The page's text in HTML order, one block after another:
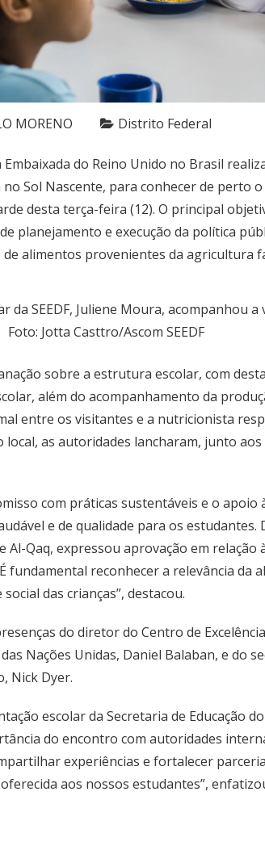
MORENO Distrito Federal
do Reino Unido no Brasil
no Sol Nascente, para conhecer de perto
desta terça-feira (12). O principal
planejamento e execução da política
de alimentos provenientes da agricultura
da SEEDF, Juliene Moura, acompanhou
Foto: Jotta Casttro/Ascom SEEDF
sobre a estrutura escolar, com
além do acompanhamento da
entre os visitantes e a nutricionista
local, as autoridades lancharam, junto
com práticas sustentáveis e o apoio
e de qualidade para os estudantes.
Qaq, expressou aprovação em relação
fundamental reconhecer a relevância da
das crianças”, destacou.
do diretor do Centro de
Nações Unidas, Daniel Balaban, e do
Nick Dyer.
escolar da Secretaria de Educação
do encontro com autoridades
experiências e fortalecer
aos nossos estudantes”,